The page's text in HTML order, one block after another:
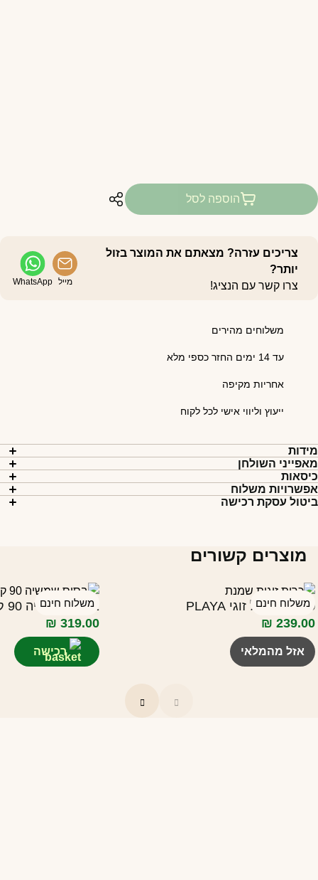
הוספה לסל
צריכים עזרה? מצאתם את המוצר בזול
יותר?
צרו קשר עם הנציג!
מייל WhatsApp
משלוחים מהירים
עד 14 ימים החזר כספי מלא
אחריות מקיפה
ייעוץ וליווי אישי לכל לקוח
השולחן
משלוח
עסקת רכישה
מוצרים קשורים
משלוח חינם
כרית לערסל זוגי PLAYA
₪ 239.00
אזל מהמלאי
משלוח חינם
בסיס שמשייה 90 ק"ג (4 חלקים) PLAYA
₪ 319.00
רכישה